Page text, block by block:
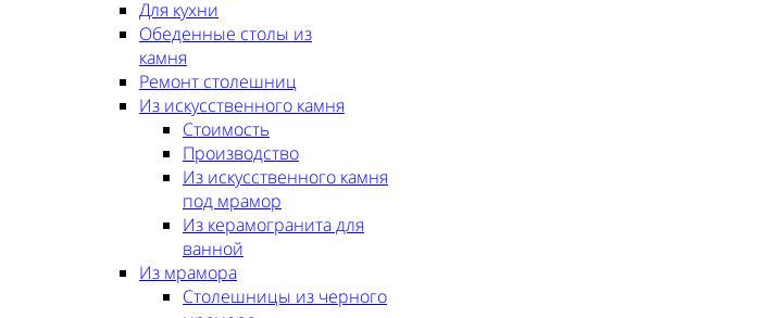
Для кухни
Обеденные столы из
камня
Ремонт столешниц
Из искусственного камня
Стоимость
Производство
Из искусственного камня
под мрамор
Из керамогранита для
ванной
Из мрамора
Столешницы из черного